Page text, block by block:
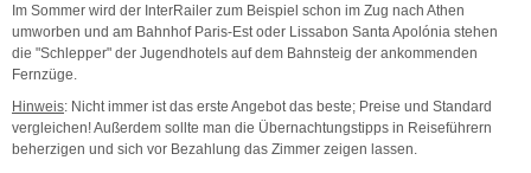
Im Sommer wird der InterRailer zum Beispiel schon im Zug nach Athen
umworben und am Bahnhof Paris-Est oder Lissabon Santa Apolónia stehen
die "Schlepper" der Jugendhotels auf dem Bahnsteig der ankommenden
Fernzüge.
Hinweis: Nicht immer ist das erste Angebot das beste; Preise und Standard
vergleichen! Außerdem sollte man die Übernachtungstipps in Reiseführern
beherzigen und sich vor Bezahlung das Zimmer zeigen lassen.